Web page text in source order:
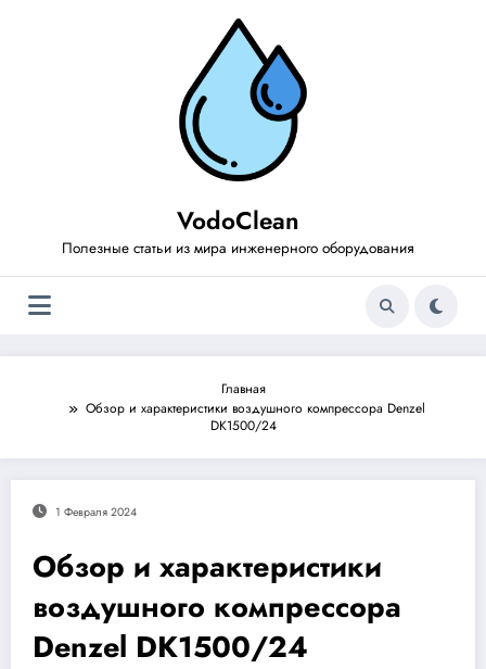
VodoClean
Полезные статьи из мира инженерного оборудования
Главная
Обзор и характеристики воздушного компрессора Denzel
DK1500/24
1 Февраля 2024
Обзор и характеристики
воздушного компрессора
Denzel DK1500/24